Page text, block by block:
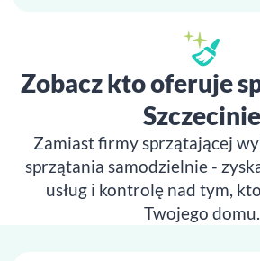
Zobacz kto oferuje
Szczecinie
Zamiast firmy sprzątającej
sprzątania samodzielnie -
usług i kontrolę nad tym,
Twojego domu.